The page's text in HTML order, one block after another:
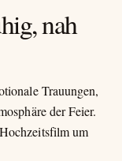
nah
Trauungen,
der Feier.
um